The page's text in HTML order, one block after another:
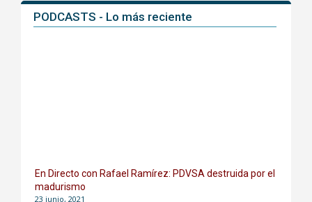
PODCASTS - Lo más reciente
En Directo con Rafael Ramírez: PDVSA destruida por el
madurismo
23 junio, 2021